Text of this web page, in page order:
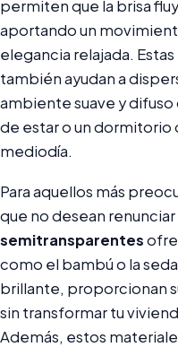
permiten que la brisa
aportando un
elegancia relajada.
también ayudan a
ambiente suave y difuso
de estar o un dormitorio
mediodía.
Para aquellos más
que no desean
semitransparentes
como el bambú o la
brillante, proporcionan
sin transformar tu
Además, estos